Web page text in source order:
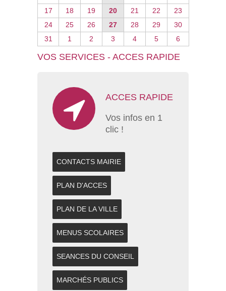
17
18 19 20 21 22
23
24
25 26 27 28 29
30
31
1 2 3 4 5 6
VOS SERVICES - ACCES RAPIDE
ACCES RAPIDE
Vos infos en 1
clic !
CONTACTS MAIRIE
PLAN D'ACCES
PLAN DE LA VILLE
MENUS SCOLAIRES
SEANCES DU CONSEIL
MARCHÉS PUBLICS